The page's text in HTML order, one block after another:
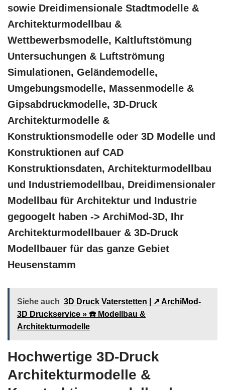
sowie Dreidimensionale Stadtmodelle &
Architekturmodellbau &
Wettbewerbsmodelle, Kaltluftstömung
Untersuchungen & Luftströmung
Simulationen, Geländemodelle,
Umgebungsmodelle, Massenmodelle &
Gipsabdruckmodelle, 3D-Druck
Architekturmodelle &
Konstruktionsmodelle oder 3D Modelle und
Konstruktionen auf CAD
Konstruktionsdaten, Architekturmodellbau
und Industriemodellbau, Dreidimensionaler
Modellbau für Architektur und Industrie
gegoogelt haben -> ArchiMod-3D, Ihr
Architekturmodellbauer & 3D-Druck
Modellbauer für das ganze Gebiet
Heusenstamm
Siehe auch 3D Druck Vaterstetten | ↗️ ArchiMod-
3D Druckservice » ☎️ Modellbau &
Architekturmodelle
Hochwertige 3D-Druck
Architekturmodelle &